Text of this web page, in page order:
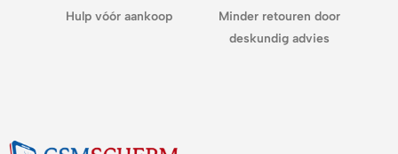
Hulp vóór aankoop
Minder retouren door
deskundig advies